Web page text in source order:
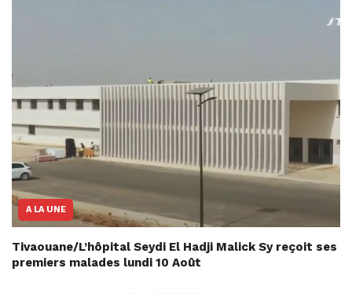
A LA UNE
Tivaouane/L’hôpital Seydi El Hadji Malick Sy reçoit ses
premiers malades lundi 10 Août